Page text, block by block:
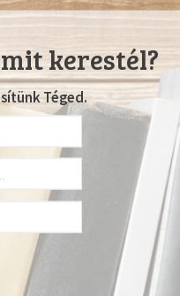
kerestél?
Téged.